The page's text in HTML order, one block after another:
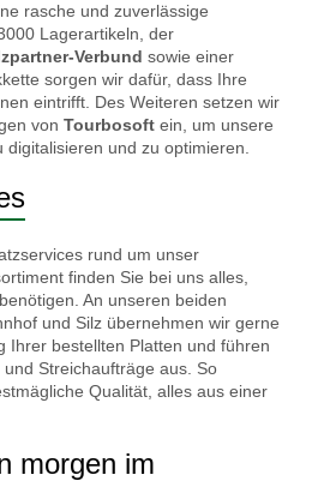
rasche und zuverlässige
Lagerartikeln, der
Verbund sowie einer
sorgen wir dafür, dass Ihre
eintrifft. Des Weiteren setzen wir
von Tourbosoft ein, um unsere
digitalisieren und zu optimieren.
rund um unser
finden Sie bei uns alles,
An unseren beiden
und Silz übernehmen wir gerne
Ihrer bestellten Platten und führen
Streichaufträge aus. So
Qualität, alles aus einer
morgen im